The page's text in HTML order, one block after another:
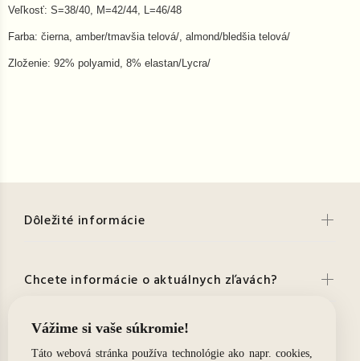
Veľkosť: S=38/40, M=42/44, L=46/48
Farba: čierna, amber/tmavšia telová/, almond/bledšia telová/
Zloženie: 92% polyamid, 8% elastan/Lycra/
Dôležité informácie
Chcete informácie o aktuálnych zľavách?
Kontakt